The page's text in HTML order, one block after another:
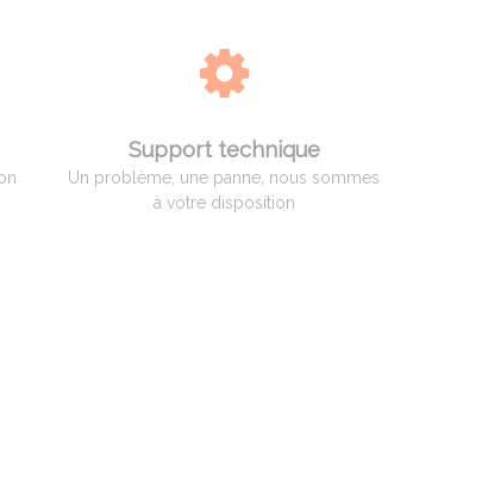
Support technique
Un problème, une panne, nous sommes
à votre disposition